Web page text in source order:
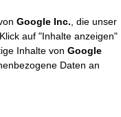
Google Inc. , die unser
auf "Inhalte anzeigen"
Inhalte von Google
Daten an